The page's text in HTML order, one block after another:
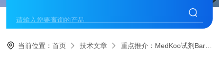
当前位置：首页 技术文章 重点推介：MedKoo试剂Barnidipine HCl(CAS104757-53-1)